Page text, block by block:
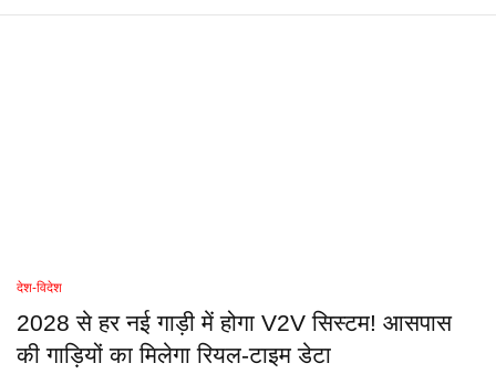
देश-विदेश
2028 से हर नई गाड़ी में होगा V2V सिस्टम! आसपास
की गाड़ियों का मिलेगा रियल-टाइम डेटा